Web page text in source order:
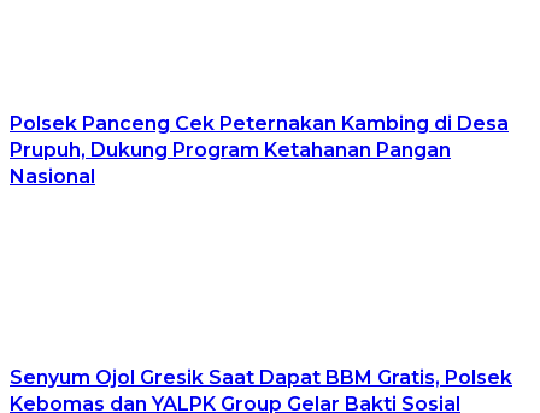
Polsek Panceng Cek Peternakan Kambing di Desa
Prupuh, Dukung Program Ketahanan Pangan
Nasional
Senyum Ojol Gresik Saat Dapat BBM Gratis, Polsek
Kebomas dan YALPK Group Gelar Bakti Sosial